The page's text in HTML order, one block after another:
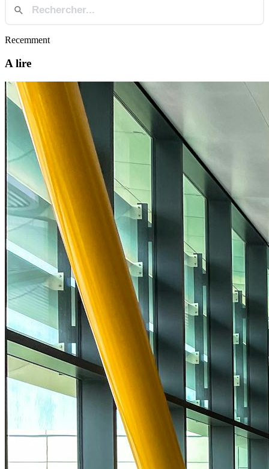
Recemment
A lire